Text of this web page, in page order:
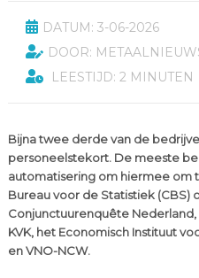
DATUM: 3-06-2026
DOOR:
LEESTIJD: 2 MINUTEN
Bijna twee derde van de
personeelstekort. De meeste
automatisering om hiermee om
Bureau voor de Statistiek (CBS)
Conjunctuurenquête
KVK, het Economisch Instituut
en VNO-NCW.